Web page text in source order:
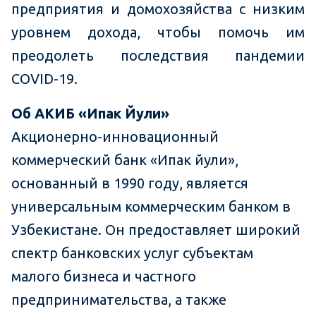
предприятия и домохозяйства с низким
уровнем дохода, чтобы помочь им
преодолеть последствия пандемии
COVID-19.
Об АКИБ «Ипак Йули»
Акционерно-инновационный
коммерческий банк «Ипак йули»,
основанный в 1990 году, является
универсальным коммерческим банком в
Узбекистане. Он предоставляет широкий
спектр банковских услуг субъектам
малого бизнеса и частного
предпринимательства, а также